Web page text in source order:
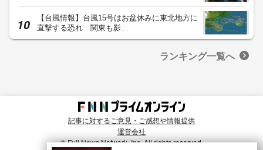
【台風情報】台風15号はお盆休みに東北地方に
直撃する恐れ 関東も影…
ランキング一覧へ
記事に対するご意見・ご感想や情報提供
運営会社
© Fuji News Network, Inc. All rights reserved.